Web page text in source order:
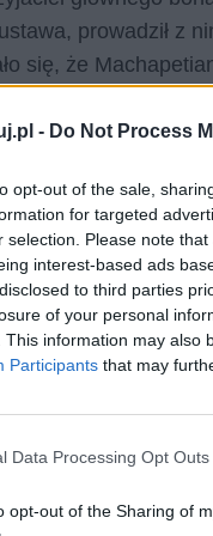
- Do Not Process
opt-out of the sale,
for targeted
selection. Please note
interest-based ads
to third parties
of your personal
This information may also
Participants that may
Data Processing Opt Outs
opt-out of the Sharing of
prowadził z
się, że
była
popem, lecz
właśnie
wiedział, że nie
doradza mu,
skazany na
się na